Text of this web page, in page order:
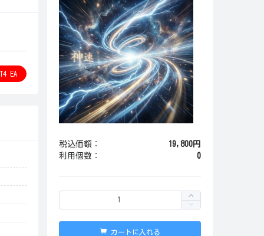
税込価額：
19,800円
利用個数：
0
カートに入れる
EA